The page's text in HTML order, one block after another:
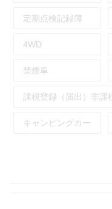
定期点検記録簿
4WD
禁煙車
課税登録（届出）非課
キャンピングカー